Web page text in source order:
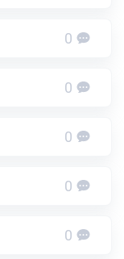
0
0
0
0
0